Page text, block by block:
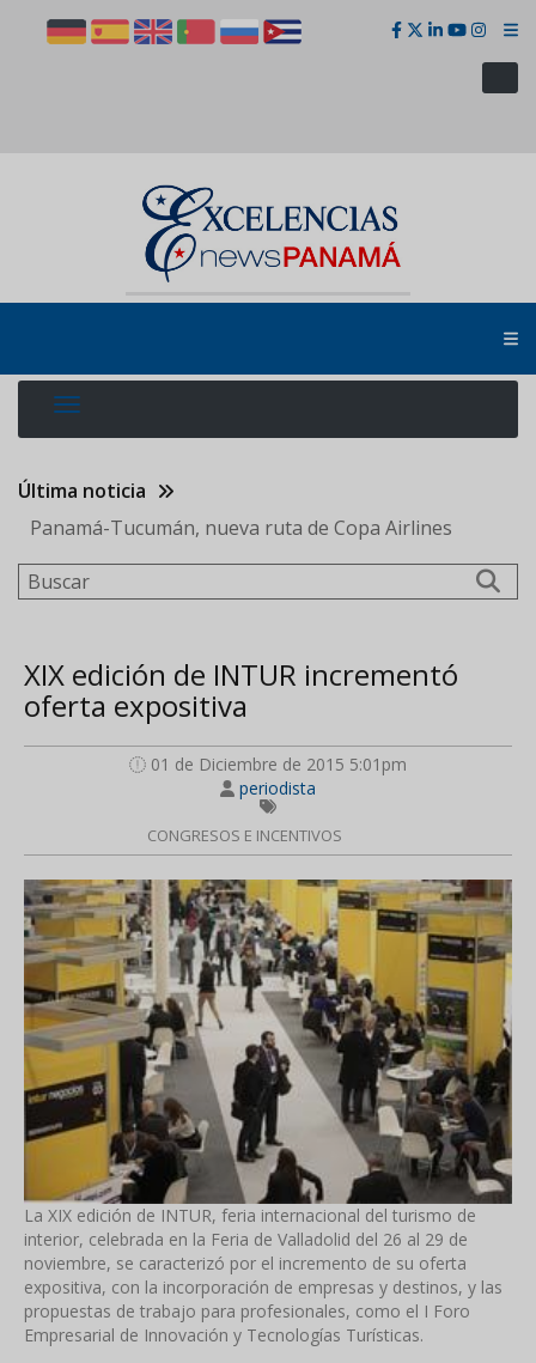
Última noticia
Panamá-Tucumán, nueva ruta de Copa Airlines
Buscar
XIX edición de INTUR incrementó
oferta expositiva
01 de Diciembre de 2015 5:01pm
periodista
CONGRESOS E INCENTIVOS
La XIX edición de INTUR, feria internacional del turismo de
interior, celebrada en la Feria de Valladolid del 26 al 29 de
noviembre, se caracterizó por el incremento de su oferta
expositiva, con la incorporación de empresas y destinos, y las
propuestas de trabajo para profesionales, como el I Foro
Empresarial de Innovación y Tecnologías Turísticas.